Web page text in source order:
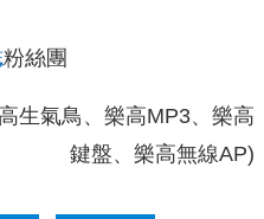
粉絲團
生氣鳥、樂高MP3、樂高
鍵盤、樂高無線AP)